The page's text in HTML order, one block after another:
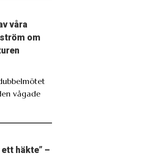
våra
om
vågade
häkte” –